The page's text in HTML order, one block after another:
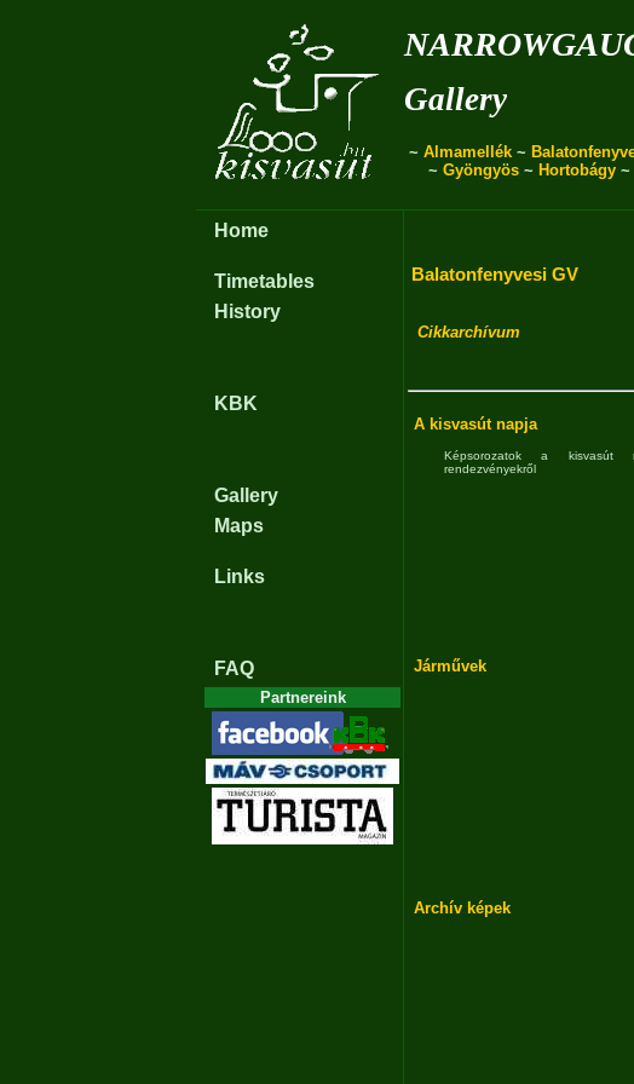
Gallery
~ Almamellék~
~ Gyöngyös~ Hortobágy~
Home
Timetables
History
KBK
Gallery
Maps
Links
FAQ
Partnereink
Balatonfenyvesi GV
Cikkarchívum
A kisvasút napja
Képsorozatok a kisvasút
rendezvényekről
Járművek
Archív képek